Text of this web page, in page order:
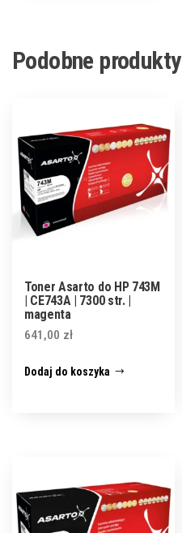
Podobne produkty
Toner Asarto do HP 743M
| CE743A | 7300 str. |
magenta
641,00 zł
Dodaj do koszyka